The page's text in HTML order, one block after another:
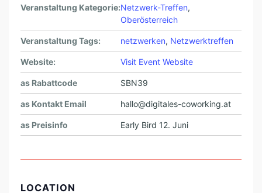
Veranstaltung Kategorie:Netzwerk-Treffen,
Oberösterreich
Veranstaltung Tags: netzwerken, Netzwerktreffen
Website: Visit Event Website
as Rabattcode SBN39
as Kontakt Email hallo@digitales-coworking.at
as Preisinfo Early Bird 12. Juni
LOCATION